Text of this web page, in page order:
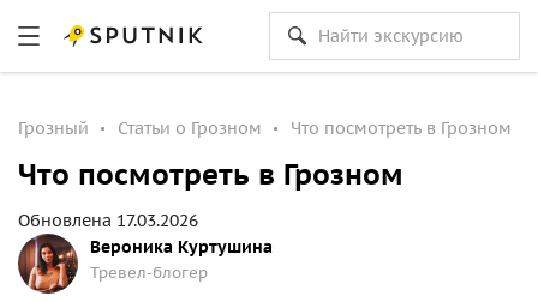
Грозный Статьи о Грозном Что посмотреть в Грозном
Что посмотреть в Грозном
Вероника Куртушина
Тревел-блогер
Обновлена 17.03.2026